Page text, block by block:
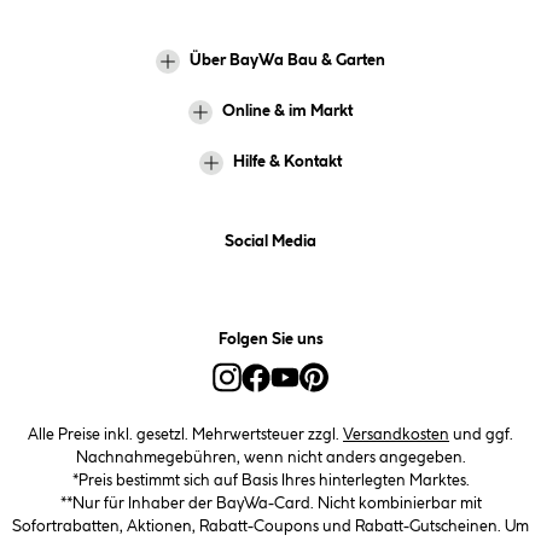
Über BayWa Bau & Garten
Online & im Markt
Hilfe & Kontakt
Social Media
Folgen Sie uns
Alle Preise inkl. gesetzl. Mehrwertsteuer zzgl. Versandkosten und ggf.
Nachnahmegebühren, wenn nicht anders angegeben.
*Preis bestimmt sich auf Basis Ihres hinterlegten Marktes.
**Nur für Inhaber der BayWa-Card. Nicht kombinierbar mit
Sofortrabatten, Aktionen, Rabatt-Coupons und Rabatt-Gutscheinen. Um